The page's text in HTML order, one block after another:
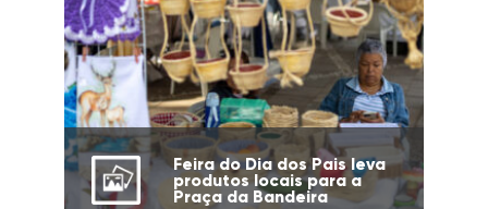
Feira do Dia dos Pais leva
produtos locais para a
Praça da Bandeira